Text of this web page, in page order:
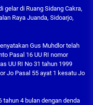
gelar di Ruang Sidang Cakra,
Raya Juanda, Sidoarjo,
Gus Muhdlor telah
Pasal 16 UU RI nomor
UU RI No 31 tahun 1999
Jo Pasal 55 ayat 1 kesatu Jo
tahun 4 bulan dengan denda